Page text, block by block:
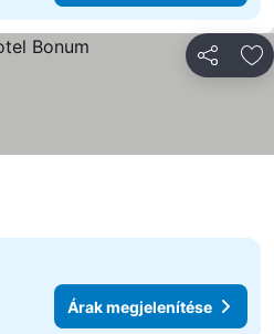
Árak megjelenítése